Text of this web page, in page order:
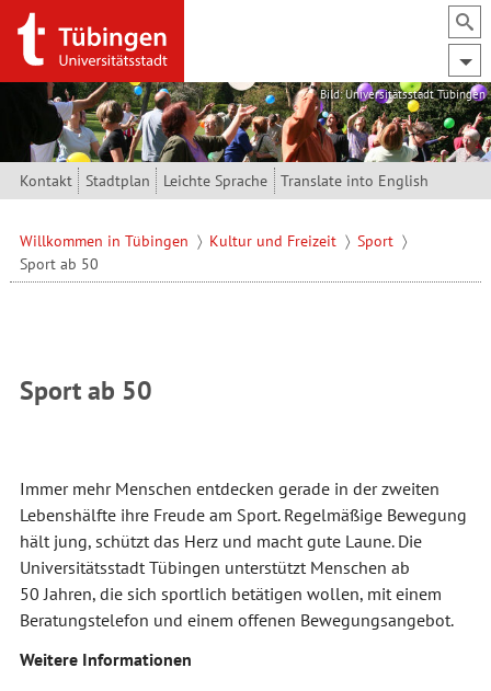
Direkt zum Inhalt
Bild: Universitätsstadt Tübingen
Kontakt Stadtplan Leichte Sprache Translate into English
Willkommen in Tübingen Kultur und Freizeit
Sport
Sport ab 50
Sport ab 50
Immer mehr Menschen entdecken gerade in der zweiten
Lebenshälfte ihre Freude am Sport. Regelmäßige Bewegung
hält jung, schützt das Herz und macht gute Laune. Die
Universitätsstadt Tübingen unterstützt Menschen ab
50 Jahren, die sich sportlich betätigen wollen, mit einem
Beratungstelefon und einem offenen Bewegungsangebot.
Weitere Informationen